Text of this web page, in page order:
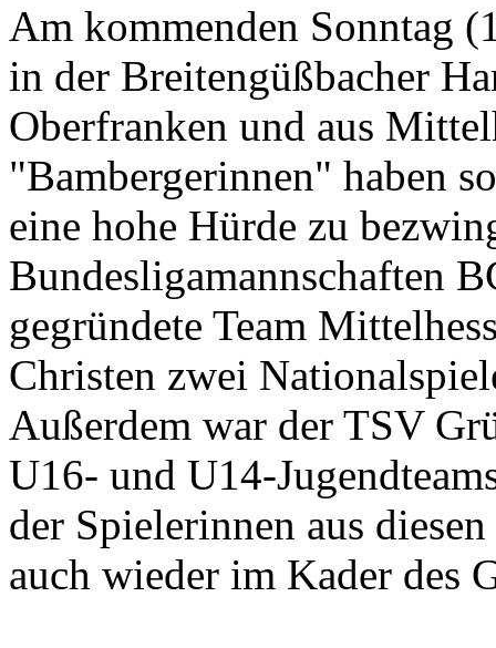
Am kommenden Sonntag
in der Breitengüßbacher
Oberfranken und aus
"Bambergerinnen" haben
eine hohe Hürde zu
Bundesligamannschaften
gegründete Team
Christen zwei
Außerdem war der TSV
U16- und U14-
der Spielerinnen aus
auch wieder im Kader des